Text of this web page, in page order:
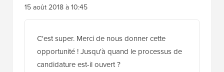
15 août 2018 à 10:45
C'est super. Merci de nous donner cette
opportunité ! Jusqu'à quand le processus de
candidature est-il ouvert ?